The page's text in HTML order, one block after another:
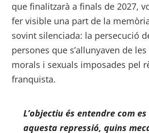
que finalitzarà a finals de 2027,
fer visible una part de la
sovint silenciada: la persecució
persones que s’allunyaven de
morals i sexuals imposades pel
franquista.
L’objectiu és entendre com
aquesta repressió, quins